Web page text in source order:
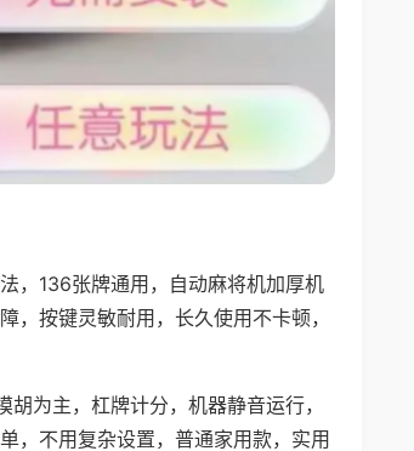
，136张牌通用，自动麻将机加厚机
，按键灵敏耐用，长久使用不卡顿，
为主，杠牌计分，机器静音运行，
，不用复杂设置，普通家用款，实用